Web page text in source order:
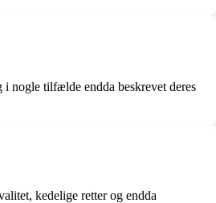
i nogle tilfælde endda beskrevet deres
kedelige retter og endda